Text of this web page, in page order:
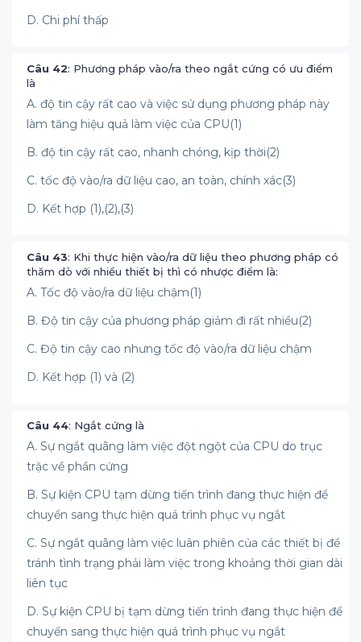
D. Chi phí thấp
Câu 42: Phương pháp vào/ra theo ngắt cứng có ưu điểm
là
A. độ tin cậy rất cao và việc sử dụng phương pháp này
làm tăng hiệu quả làm việc của CPU(1)
B. độ tin cậy rất cao, nhanh chóng, kịp thời(2)
C. tốc độ vào/ra dữ liệu cao, an toàn, chính xác(3)
D. Kết hợp (1),(2),(3)
Câu 43: Khi thực hiện vào/ra dữ liệu theo phương pháp có
thăm dò với nhiều thiết bị thì có nhược điểm là:
A. Tốc độ vào/ra dữ liệu chậm(1)
B. Độ tin cậy của phương pháp giảm đi rất nhiều(2)
C. Độ tin cậy cao nhưng tốc độ vào/ra dữ liệu chậm
D. Kết hợp (1) và (2)
Câu 44: Ngắt cứng là
A. Sự ngắt quãng làm việc đột ngột của CPU do trục
trặc về phần cứng
B. Sự kiện CPU tạm dừng tiến trình đang thực hiện để
chuyển sang thực hiện quá trình phục vụ ngắt
C. Sự ngắt quãng làm việc luân phiên của các thiết bị để
tránh tình trạng phải làm việc trong khoảng thời gian dài
liên tục
D. Sự kiện CPU bị tạm dừng tiến trình đang thực hiện để
chuyển sang thực hiện quá trình phục vụ ngắt